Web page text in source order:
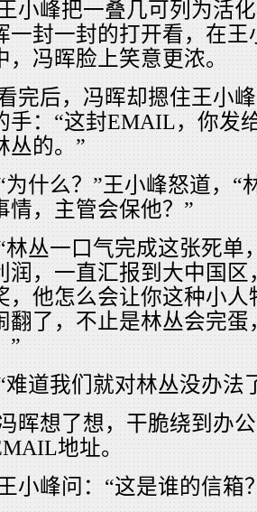
小峰把一叠几可列为活
一封一封的打开看，在
，冯晖脸上笑意更浓。
完后，冯晖却摁住王小
手：“这封EMAIL，你发
丛的。”
为什么？”王小峰怒道，“
情，主管会保他？”
林丛一口气完成这张死单
润，一直汇报到大中国
，他怎么会让你这种小
翻了，不止是林丛会完
”
难道我们就对林丛没办法
晖想了想，干脆绕到办
地址。
小峰问：“这是谁的信箱